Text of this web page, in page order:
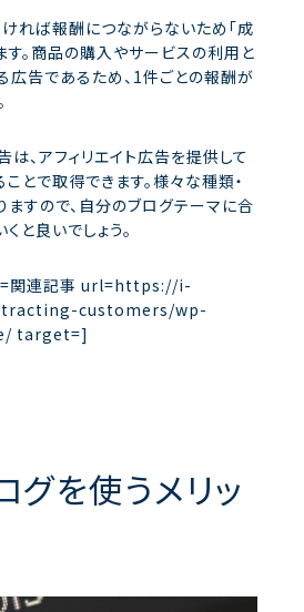
れば報酬につながらないため「成
す。商品の購入やサービスの利用と
広告であるため、1件ごとの報酬が
、アフィリエイト広告を提供して
とで取得できます。様々な種類・
ますので、自分のブログテーマに合
と良いでしょう。
連記事 url=https://i-
customers/wp-
target=]
グを使うメリッ